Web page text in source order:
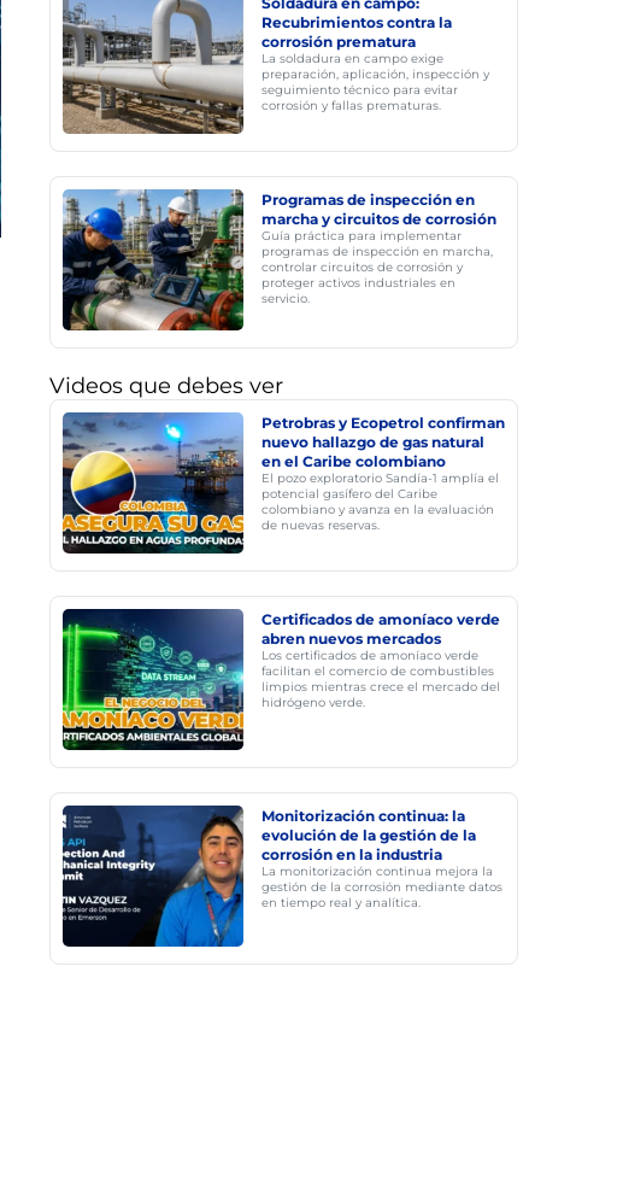
Recubrimientos contra la
corrosión prematura
La soldadura en campo exige
preparación, aplicación, inspección y
seguimiento técnico para evitar
corrosión y fallas prematuras.
Programas de inspección en
marcha y circuitos de corrosión
Guía práctica para implementar
programas de inspección en marcha,
controlar circuitos de corrosión y
proteger activos industriales en
servicio.
Videos que debes ver
Petrobras y Ecopetrol confirman
nuevo hallazgo de gas natural
en el Caribe colombiano
El pozo exploratorio Sandía-1 amplía el
potencial gasífero del Caribe
colombiano y avanza en la evaluación
de nuevas reservas.
Certificados de amoníaco verde
abren nuevos mercados
Los certificados de amoníaco verde
facilitan el comercio de combustibles
limpios mientras crece el mercado del
hidrógeno verde.
Monitorización continua: la
evolución de la gestión de la
corrosión en la industria
La monitorización continua mejora la
gestión de la corrosión mediante datos
en tiempo real y analítica.